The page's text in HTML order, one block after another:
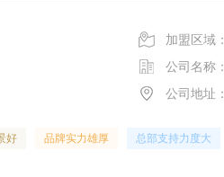
加盟区域：
公司名称：
公司地址：
好 品牌实力雄厚 总部支持力度大